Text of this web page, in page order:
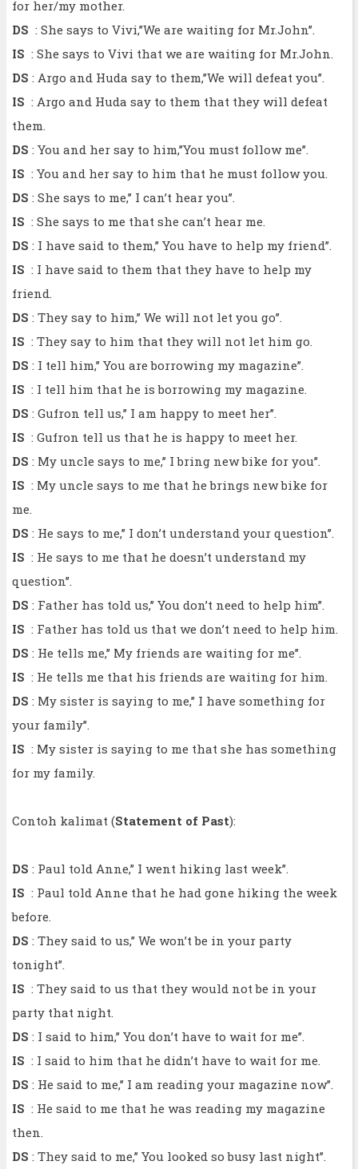
for her/my mother.
DS : She says to Vivi,’’We are waiting for Mr.John’’.
IS : She says to Vivi that we are waiting for Mr.John.
DS : Argo and Huda say to them,’’We will defeat you’’.
IS : Argo and Huda say to them that they will defeat
them.
DS : You and her say to him,’’You must follow me’’.
IS : You and her say to him that he must follow you.
DS : She says to me,’’ I can’t hear you’’.
IS : She says to me that she can’t hear me.
DS : I have said to them,’’ You have to help my friend’’.
IS : I have said to them that they have to help my
friend.
DS : They say to him,’’ We will not let you go’’.
IS : They say to him that they will not let him go.
DS : I tell him,’’ You are borrowing my magazine’’.
IS : I tell him that he is borrowing my magazine.
DS : Gufron tell us,’’ I am happy to meet her’’.
IS : Gufron tell us that he is happy to meet her.
DS : My uncle says to me,’’ I bring new bike for you’’.
IS : My uncle says to me that he brings new bike for
me.
DS : He says to me,’’ I don’t understand your question’’.
IS : He says to me that he doesn’t understand my
question’’.
DS : Father has told us,’’ You don’t need to help him’’.
IS : Father has told us that we don’t need to help him.
DS : He tells me,’’ My friends are waiting for me’’.
IS : He tells me that his friends are waiting for him.
DS : My sister is saying to me,’’ I have something for
your family’’.
IS : My sister is saying to me that she has something
for my family.
Contoh kalimat (Statement of Past):
DS : Paul told Anne,” I went hiking last week”.
IS : Paul told Anne that he had gone hiking the week
before.
DS : They said to us,” We won’t be in your party
tonight”.
IS : They said to us that they would not be in your
party that night.
DS : I said to him,’’ You don’t have to wait for me’’.
IS : I said to him that he didn’t have to wait for me.
DS : He said to me,’’ I am reading your magazine now’’.
IS : He said to me that he was reading my magazine
then.
DS : They said to me,’’ You looked so busy last night’’.